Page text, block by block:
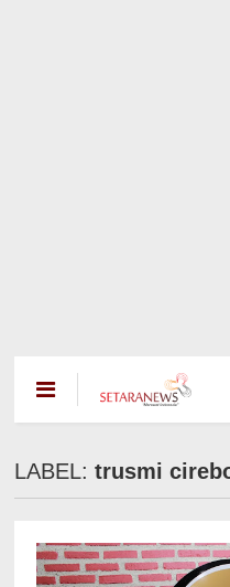
LABEL:trusmi